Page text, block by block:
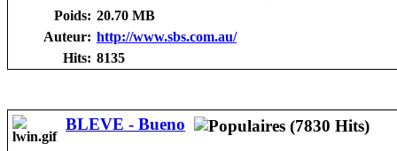
Poids: 20.70 MB
Auteur: http://www.sbs.com.au/
Hits: 8135
BLEVE - Bueno